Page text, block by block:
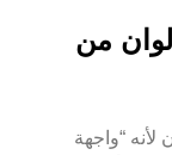
من
لأنه “واجهة